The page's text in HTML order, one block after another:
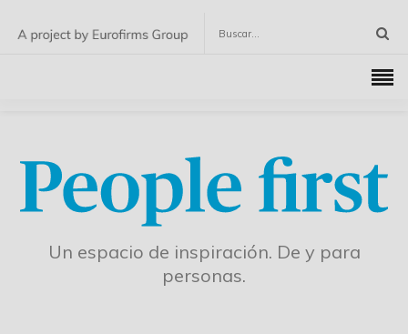
Un espacio de inspiración. De y para
personas.